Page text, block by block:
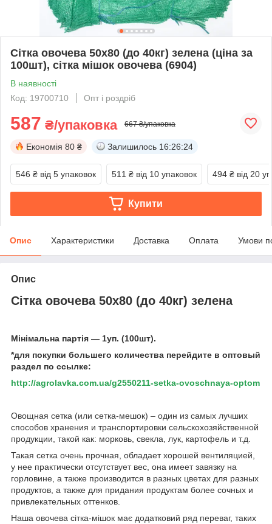
Сітка овочева 50х80 (до 40кг) зелена (ціна за
100шт), сітка мішок овочева (6904)
В наявності
Код: 19700710
Опт і роздріб
587 ₴/упаковка 667 ₴/упаковка
Економія 80 ₴ Залишилось 16:26:24
546 ₴ від 5 упаковок 511 ₴ від 10 упаковок 494 ₴ від 20
Купити
Опис Характеристики Доставка Оплата Умови
Опис
Сітка овочева 50х80 (до 40кг) зелена
Мінімальна партія ― 1уп. (100шт).
*для покупки большего количества перейдите в оптовый
раздел по ссылке:
http://agrolavka.com.ua/g2550211-setka-ovoschnaya-optom
Овощная сетка (или сетка-мешок) – один из самых лучших
способов хранения и транспортировки сельскохозяйственной
продукции, такой как: морковь, свекла, лук, картофель и т.д.
Такая сетка очень прочная, обладает хорошей вентиляцией,
у нее практически отсутствует вес, она имеет завязку на
горловине, а также производится в разных цветах для разных
продуктов, а также для придания продуктам более сочных и
привлекательных оттенков.
Наша овочева сітка-мішок має додатковий ряд переваг, таких